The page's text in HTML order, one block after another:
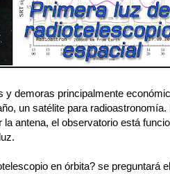
y demoras principalmente
un satélite para radioastronomía.
la antena, el observatorio está
en órbita? se preguntará